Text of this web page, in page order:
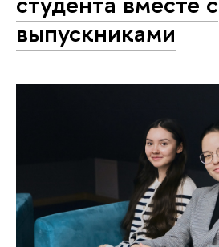
выпускниками